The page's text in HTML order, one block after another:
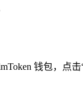
钱包，点